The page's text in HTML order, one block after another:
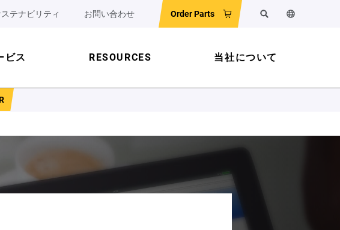
テナビリティ お問い合わせ Order Parts 検索 ウェブサイ
ビス RESOURCES 当社について